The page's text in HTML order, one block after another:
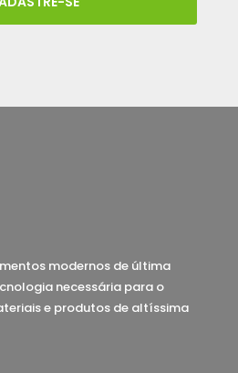
modernos de última
necessária para o
e produtos de altíssima